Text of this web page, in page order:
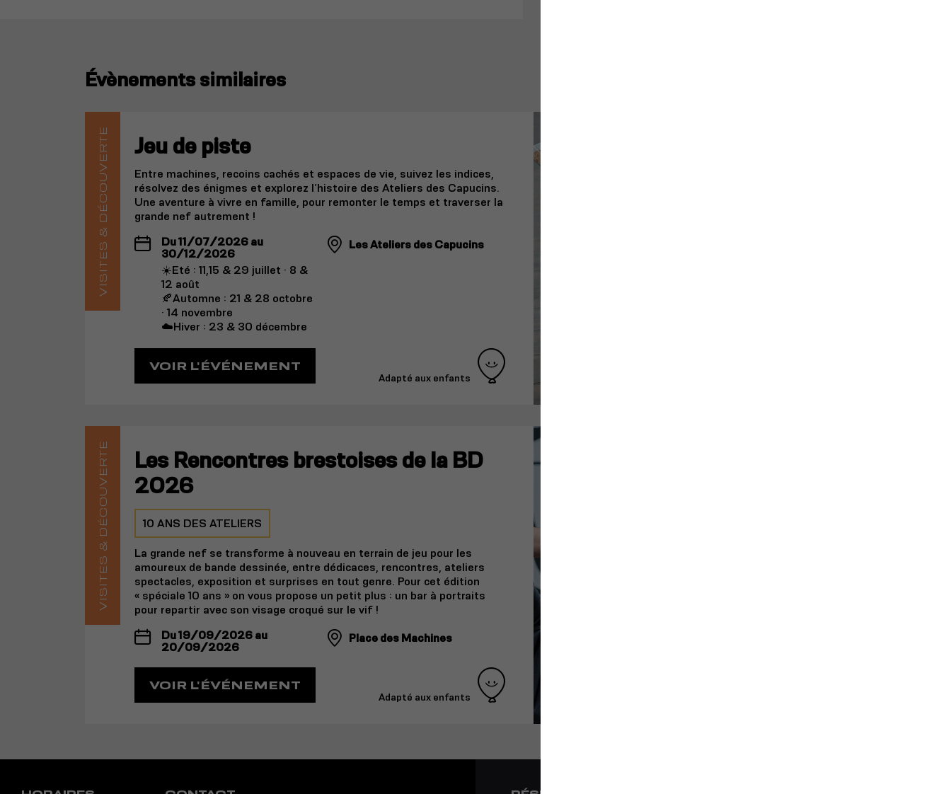
Évènements similaires
VISITES & DÉCOUVERTE Jeu de piste
Entre machines, recoins cachés et espaces de vie, suivez les indices,
résolvez des énigmes et explorez l’histoire des Ateliers des Capucins.
Une aventure à vivre en famille, pour remonter le temps et traverser la
grande nef autrement !
Du 11/07/2026 au
30/12/2026
☀️Eté : 11,15 & 29 juillet · 8 &
12 août
🍂Automne : 21 & 28 octobre
· 14 novembre
☁️Hiver : 23 & 30 décembre
Les Ateliers des Capucins
Adapté aux enfants
VOIR L'ÉVÉNEMENT
VISITES & DÉCOUVERTE
Les Rencontres brestoises de la BD
2026
10 ANS DES ATELIERS
La grande nef se transforme à nouveau en terrain de jeu pour les
amoureux de bande dessinée, entre dédicaces, rencontres, ateliers
spectacles, exposition et surprises en tout genre. Pour cet édition
« spéciale 10 ans » on vous propose un petit plus : un bar à portraits
pour repartir avec son visage croqué sur le vif !
Du 19/09/2026 au
20/09/2026
Place des Machines
Adapté aux enfants
VOIR L'ÉVÉNEMENT